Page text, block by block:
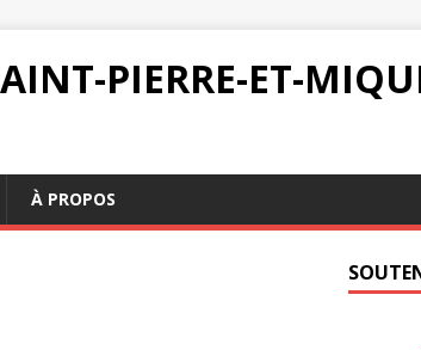
PIERRE-ET-
À PROPOS